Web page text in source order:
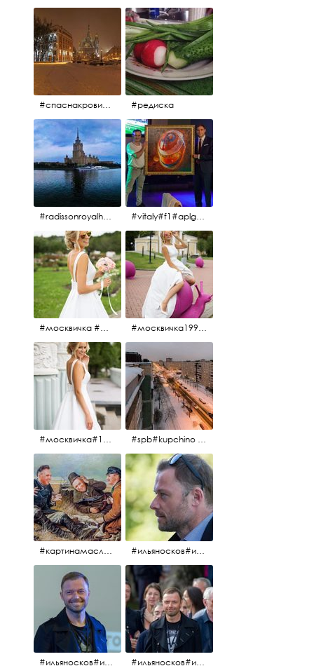
#спаснакрови#зима#спб #редиска
#radissonroyalhotel #рэдиссонройал#рэдиссонройалмосква #рекамосква#москва#гостиницаукраина#украина#hotel#отель#moscow @radissonroyalmoscow #vitaly#f1#aplgallery#formula1
#москвичка #москвичка1990#вднх2016 #июль2016 #1990 #москвичка1990@#июль2016 #вднх2016 #1990
#москвичка#1990#вднх2016#июль2016# #spb#kupchino #крышапотекла
#картинамаслом #картина #охотники#хорошеенастроение #aplgallery #ильяносков#ильяносков2016#очеммолчатфранцузы #санктпетербург #кино#фильфильфильм @ilya_noskov_official
#ильяносков#ильяносков_главныйгерой #санктпетербург #ленфильм# @ilya_noskov_official #контрибуция#очеммолчатфранцузы#эдуардпичугин #ильяносков#ильяносков_главныйгерой @ilya_noskov_official #очеммолчатфранцузы#очёммолчатфранцузы